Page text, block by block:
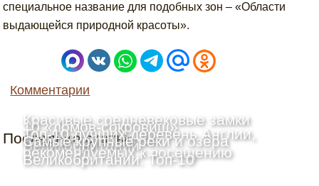
специальное название для подобных зон – «Области
выдающейся природной красоты».
Комментарии
Последние статьи
Красивые средневековые замки
Шотландии: Топ-10
10 «домов-сокровищ»
Великобритании
Топ-10 лучших деревень Англии,
рекомендуемых к посещению
Самые крупные реки и озёра
Великобритании: Топ-10